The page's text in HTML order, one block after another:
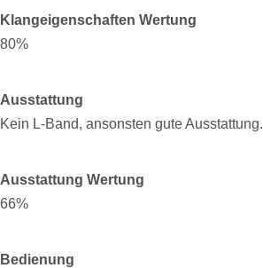
Klangeigenschaften Wertung
80%
Ausstattung
Kein L-Band, ansonsten gute Ausstattung.
Ausstattung Wertung
66%
Bedienung